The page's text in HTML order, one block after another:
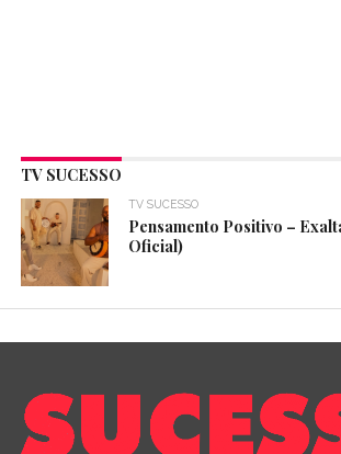
TV SUCESSO
TV SUCESSO
Pensamento Positivo –
Oficial)